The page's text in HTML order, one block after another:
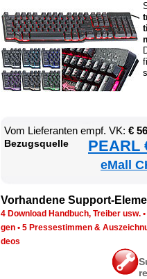
Vom Lie­fe­ran­ten empf. VK: €
Be­zugs­quel­le PEARL
eMall
Vor­han­de­ne Sup­port-
4 Down­load Hand­buch, Trei­ber usw. •
gen • 5 Pres­se­stim­men &
de­os